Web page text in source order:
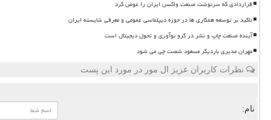
قراردادی که سرنوشت صنعت واکسن ایران را عوض کرد
تاکید بر توسعه همکاری ها در حوزه دیپلماسی عمومی و معرفی شایسته ایران
آینده صنعت چاپ و نشر در گرو نوآوری و تحول دیجیتال است
مهران مدیری باردیگر مسعود شصت چی می شود
نظرات کاربران عزیز ال مور در مورد این پست
نام: